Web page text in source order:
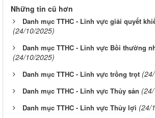
Những tin cũ hơn
Danh mục TTHC - Lĩnh vực giải quyết
(24/10/2025)
Danh mục TTHC - Lĩnh vực Bồi thường
(24/10/2025)
Danh mục TTHC - Lĩnh vực trồng trọt
Danh mục TTHC - Lĩnh vực Thủy sản
Danh mục TTHC - Lĩnh vực Thủy lợi (24/